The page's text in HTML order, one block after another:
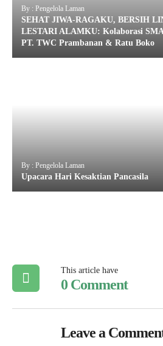
By : Pengelola Laman
SEHAT JIWA-RAGAKU, BERSIH
LESTARI ALAMKU: Kolaborasi
PT. TWC Prambanan & Ratu Boko
By : Pengelola Laman
Upacara Hari Kesaktian Pancasila
This article have
0 Comment
Leave a